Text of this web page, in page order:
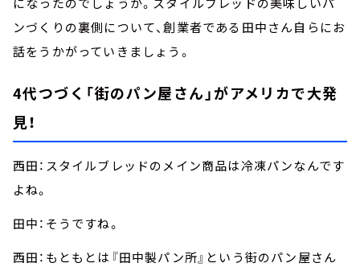
ンづくりの裏側について、創業者である田中さん自らにお
話をうかがっていきましょう。
4代つづく「街のパン屋さん」がアメリカで大発
見！
西田：スタイルブレッドのメイン商品は冷凍パンなんです
よね。
田中：そうですね。
西田：もともとは『田中製パン所』という街のパン屋さん